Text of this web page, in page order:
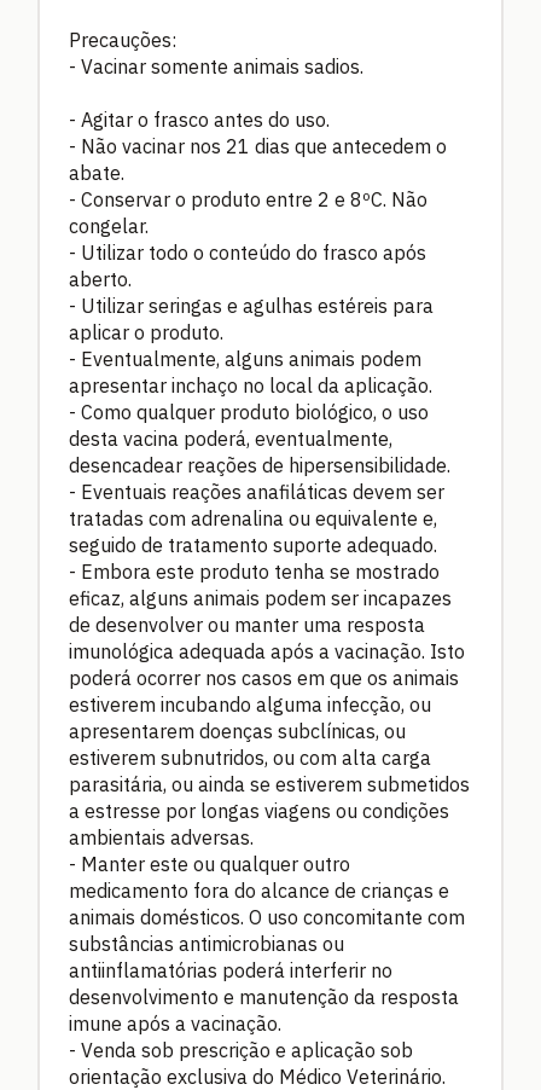
Precauções:
- Vacinar somente animais sadios.
- Agitar o frasco antes do uso.
- Não vacinar nos 21 dias que antecedem o
abate.
- Conservar o produto entre 2 e 8ºC. Não
congelar.
- Utilizar todo o conteúdo do frasco após
aberto.
- Utilizar seringas e agulhas estéreis para
aplicar o produto.
- Eventualmente, alguns animais podem
apresentar inchaço no local da aplicação.
- Como qualquer produto biológico, o uso
desta vacina poderá, eventualmente,
desencadear reações de hipersensibilidade.
- Eventuais reações anafiláticas devem ser
tratadas com adrenalina ou equivalente e,
seguido de tratamento suporte adequado.
- Embora este produto tenha se mostrado
eficaz, alguns animais podem ser incapazes
de desenvolver ou manter uma resposta
imunológica adequada após a vacinação. Isto
poderá ocorrer nos casos em que os animais
estiverem incubando alguma infecção, ou
apresentarem doenças subclínicas, ou
estiverem subnutridos, ou com alta carga
parasitária, ou ainda se estiverem submetidos
a estresse por longas viagens ou condições
ambientais adversas.
- Manter este ou qualquer outro
medicamento fora do alcance de crianças e
animais domésticos. O uso concomitante com
substâncias antimicrobianas ou
antiinflamatórias poderá interferir no
desenvolvimento e manutenção da resposta
imune após a vacinação.
- Venda sob prescrição e aplicação sob
orientação exclusiva do Médico Veterinário.